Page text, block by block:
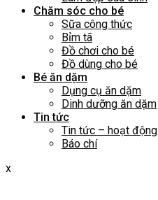
Chăm sóc cho bé
Sữa công thức
Bỉm tã
Đồ chơi cho bé
Đồ dùng cho bé
Bé ăn dặm
Dụng cụ ăn dặm
Dinh dưỡng ăn dặm
Tin tức
Tin tức – hoạt động
Báo chí
x